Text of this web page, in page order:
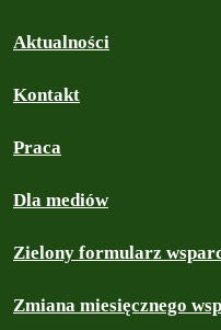
Aktualności
Kontakt
Praca
Dla mediów
Zielony formularz
Zmiana miesięcznego